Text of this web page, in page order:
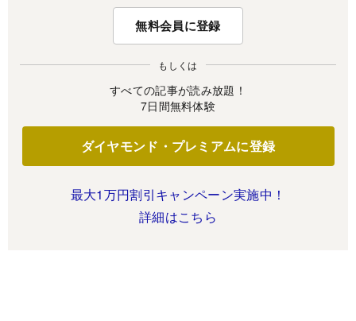
無料会員に登録
もしくは
すべての記事が読み放題！
7日間無料体験
ダイヤモンド・プレミアムに登録
最大1万円割引キャンペーン実施中！
詳細はこちら